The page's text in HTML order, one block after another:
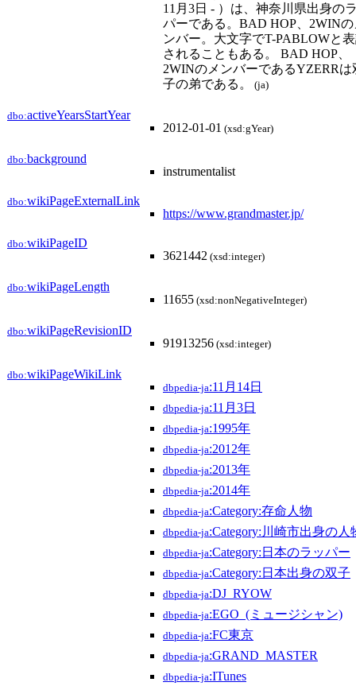
11月3日 - ）は、神奈川県出身の
パーである。BAD HOP、2WINの
ンバー。大文字でT-PABLOWと
されることもある。 BAD HOP、
2WINのメンバーであるYZERRは
子の弟である。
(ja)
dbo:activeYearsStartYear
2012-01-01 (xsd:gYear)
dbo:background
instrumentalist
dbo:wikiPageExternalLink
https://www.grandmaster.jp/
dbo:wikiPageID
3621442 (xsd:integer)
dbo:wikiPageLength
11655 (xsd:nonNegativeInteger)
dbo:wikiPageRevisionID
91913256 (xsd:integer)
dbo:wikiPageWikiLink
dbpedia-ja:11月14日
dbpedia-ja:11月3日
dbpedia-ja:1995年
dbpedia-ja:2012年
dbpedia-ja:2013年
dbpedia-ja:2014年
dbpedia-ja:Category:存命人物
dbpedia-ja:Category:川崎市出身の人
dbpedia-ja:Category:日本のラッパー
dbpedia-ja:Category:日本出身の双子
dbpedia-ja:DJ_RYOW
dbpedia-ja:EGO_(ミュージシャン)
dbpedia-ja:FC東京
dbpedia-ja:GRAND_MASTER
dbpedia-ja:ITunes